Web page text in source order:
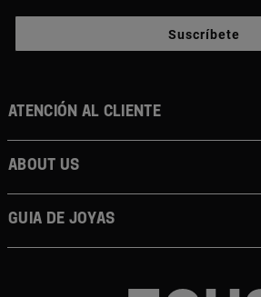
Suscríbete
Atención al cliente
About us
Guia de joyas